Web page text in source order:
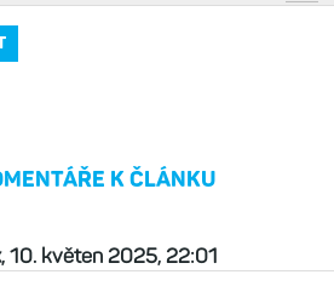
K ČLÁNKU
10. květen 2025, 22:01